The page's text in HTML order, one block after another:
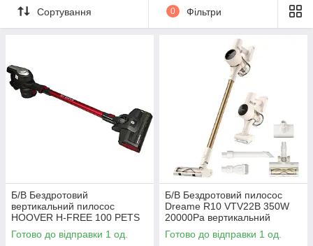
Сортування 0 Фільтри
Б/В Бездротовий
вертикальний пилосос
HOOVER H-FREE 100 PETS
2-в-1 з турбощіткою, LED-
підсвіткою, контейнером 0.9
Готово до відправки 1 од.
Б/В Бездротовий пилосос
Dreame R10 VTV22B 350W
20000Pa вертикальний
акумуляторний пилосос для
дому, контейнер 600 мл, до
Готово до відправки 1 од.